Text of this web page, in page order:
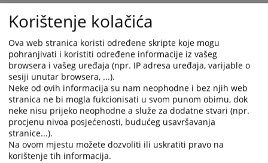
mark
key
get
the
keyboard
shortcuts
for
changing
dates.
mark
key
get
the
keyboard
shortcuts
for
changing
dates.
Korištenje kolačića
Ova web stranica koristi određene skripte koje mogu
pohranjivati i koristiti određene informacije iz vašeg
browsera i vašeg uređaja (npr. IP adresa uređaja, varijable o
sesiji unutar browsera, ...).
Neke od ovih informacija su nam neophodne i bez njih web
stranica ne bi mogla fukcionisati u svom punom obimu, dok
neke nisu prijeko neophodne a služe za dodatne stvari (npr.
procjenu nivoa posjećenosti, budućeg usavršavanja
stranice...).
Na ovom mjestu možete dozvoliti ili uskratiti pravo na
korištenje tih informacija.